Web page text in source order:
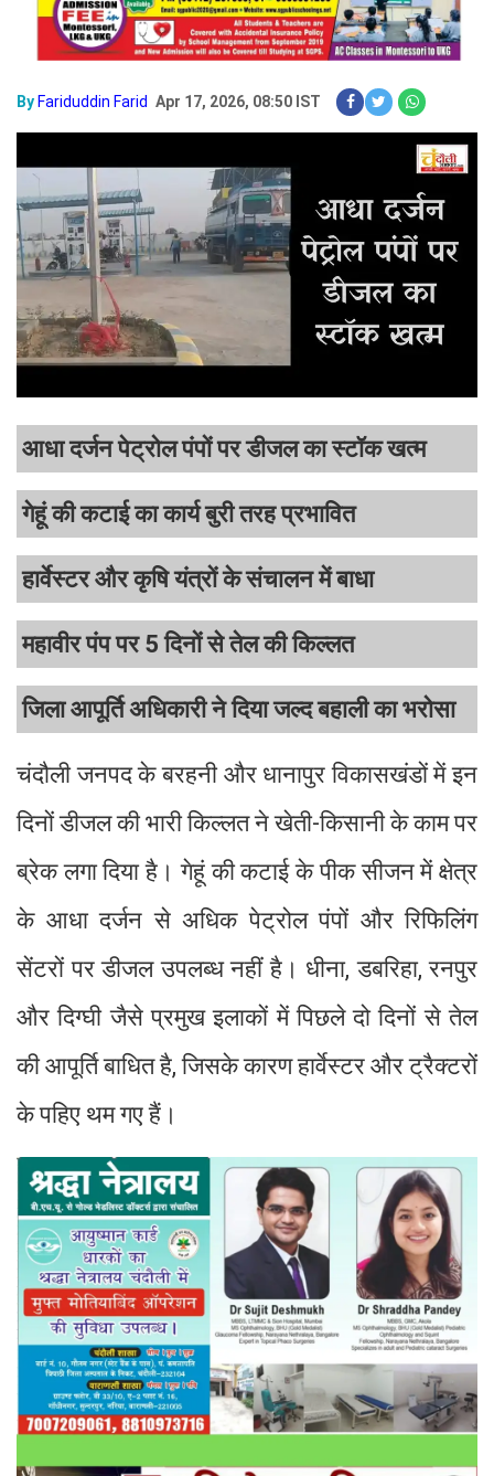
By Fariduddin Farid Apr 17, 2026, 08:50 IST
आधा दर्जन पेट्रोल पंपों पर डीजल का स्टॉक खत्म
गेहूं की कटाई का कार्य बुरी तरह प्रभावित
हार्वेस्टर और कृषि यंत्रों के संचालन में बाधा
महावीर पंप पर 5 दिनों से तेल की किल्लत
जिला आपूर्ति अधिकारी ने दिया जल्द बहाली का भरोसा
चंदौली जनपद के बरहनी और धानापुर विकासखंडों में इन
दिनों डीजल की भारी किल्लत ने खेती-किसानी के काम पर
ब्रेक लगा दिया है। गेहूं की कटाई के पीक सीजन में क्षेत्र
के आधा दर्जन से अधिक पेट्रोल पंपों और रिफिलिंग
सेंटरों पर डीजल उपलब्ध नहीं है। धीना, डबरिहा, रनपुर
और दिग्घी जैसे प्रमुख इलाकों में पिछले दो दिनों से तेल
की आपूर्ति बाधित है, जिसके कारण हार्वेस्टर और ट्रैक्टरों
के पहिए थम गए हैं।